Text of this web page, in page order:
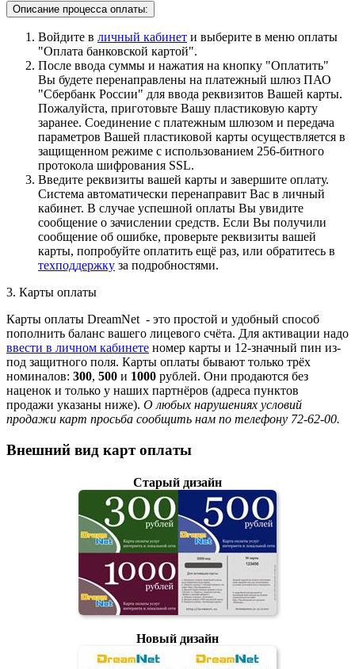
Описание процесса оплаты:
Войдите в личный кабинет и выберите в меню оплаты
"Оплата банковской картой".
После ввода суммы и нажатия на кнопку "Оплатить"
Вы будете перенаправлены на платежный шлюз ПАО
"Сбербанк России" для ввода реквизитов Вашей карты.
Пожалуйста, приготовьте Вашу пластиковую карту
заранее. Соединение с платежным шлюзом и передача
параметров Вашей пластиковой карты осуществляется в
защищенном режиме с использованием 256-битного
протокола шифрования SSL.
Введите реквизиты вашей карты и завершите оплату.
Система автоматически перенаправит Вас в личный
кабинет. В случае успешной оплаты Вы увидите
сообщение о зачислении средств. Если Вы получили
сообщение об ошибке, проверьте реквизиты вашей
карты, попробуйте оплатить ещё раз, или обратитесь в
техподдержку за подробностями.
3. Карты оплаты
Карты оплаты DreamNet - это простой и удобный способ
пополнить баланс вашего лицевого счёта. Для активации надо
ввести в личном кабинете номер карты и 12-значный пин из-
под защитного поля. Карты оплаты бывают только трёх
номиналов: 300, 500 и 1000 рублей. Они продаются без
наценок и только у наших партнёров (адреса пунктов
продажи указаны ниже). О любых нарушениях условий
продажи карт просьба сообщить нам по телефону 72-62-00.
Внешний вид карт оплаты
Старый дизайн
Новый дизайн